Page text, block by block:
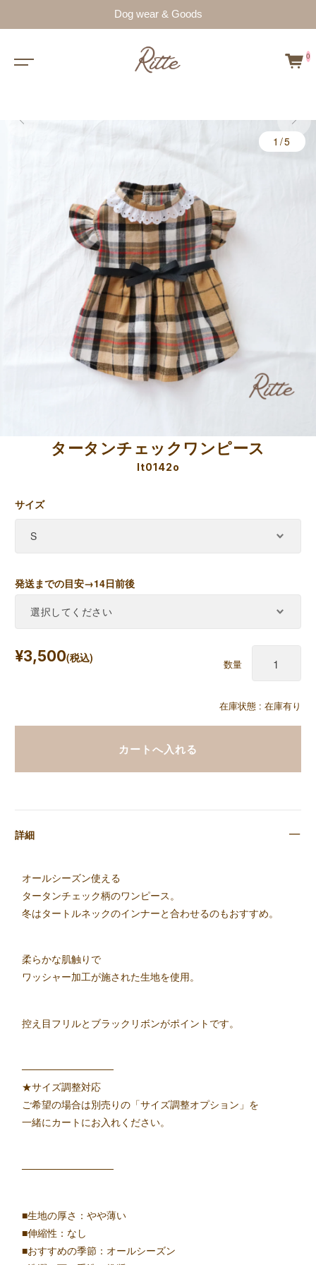
Dog wear & Goods
0
1/5
タータンチェックワンピース
lt0142o
サイズ
発送までの目安→14日前後
在庫状態 : 在庫有り
¥3,500(税込)
数量
詳細
オールシーズン使える
タータンチェック柄のワンピース。
冬はタートルネックのインナーと合わせるのもおすすめ。
柔らかな肌触りで
ワッシャー加工が施された生地を使用。
控え目フリルとブラックリボンがポイントです。
─────────────
★サイズ調整対応
ご希望の場合は別売りの「サイズ調整オプション」を
一緒にカートにお入れください。
─────────────
■生地の厚さ：やや薄い
■伸縮性：なし
■おすすめの季節：オールシーズン